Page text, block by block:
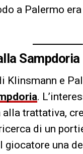
a Palermo
Sampdoria
e
.
trattativa,
di un
una